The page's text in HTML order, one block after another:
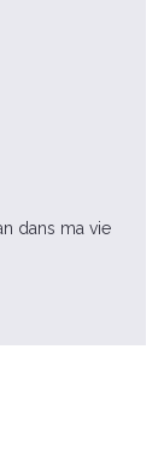
dans ma vie